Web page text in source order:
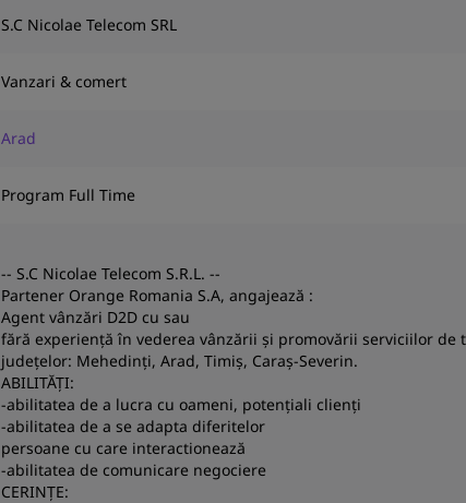
S.C Nicolae Telecom SRL
Vanzari & comert
Arad
Program Full Time
-- S.C Nicolae Telecom S.R.L. --
Partener Orange Romania S.A, angajează :
Agent vânzări D2D cu sau
fără experiență în vederea vânzării și promovării serviciilor
județelor: Mehedinți, Arad, Timiș, Caraș-Severin.
ABILITĂȚI:
-abilitatea de a lucra cu oameni, potențiali clienți
-abilitatea de a se adapta diferitelor
persoane cu care interactionează
-abilitatea de comunicare negociere
CERINȚE: